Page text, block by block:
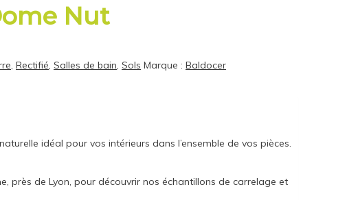
Nut
, Rectifié, Salles de bain, Sols Marque : Baldocer
idéal pour vos intérieurs dans l’ensemble de vos pièces.
près de Lyon, pour découvrir nos échantillons de carrelage et